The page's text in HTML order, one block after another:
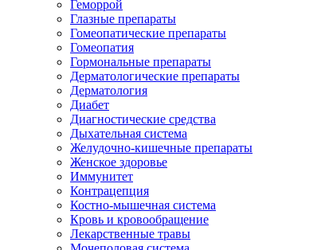
Геморрой
Глазные препараты
Гомеопатические препараты
Гомеопатия
Гормональные препараты
Дерматологические препараты
Дерматология
Диабет
Диагностические средства
Дыхательная система
Желудочно-кишечные препараты
Женское здоровье
Иммунитет
Контрацепция
Костно-мышечная система
Кровь и кровообращение
Лекарственные травы